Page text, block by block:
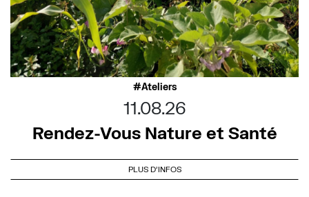
Ateliers
11.08.26
Rendez-Vous Nature et Santé
PLUS D'INFOS